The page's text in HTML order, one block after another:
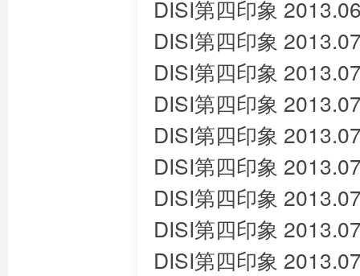
DISI第四印象
DISI第四印象
DISI第四印象
DISI第四印象
DISI第四印象
DISI第四印象
DISI第四印象
DISI第四印象
DISI第四印象